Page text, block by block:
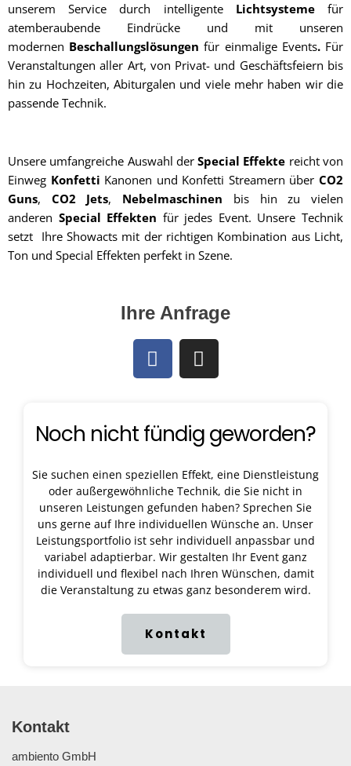
unserem Service durch intelligente Lichtsystemefür
atemberaubende Eindrücke
und mit unseren
modernen Beschallungslösungenfür einmalige Events.Für
Veranstaltungen aller Art, von Privat- und Geschäftsfeiern bis
hin zu Hochzeiten, Abiturgalen und viele mehr haben wir die
passende Technik.
Unsere umfangreiche Auswahl derSpecial Effekte reicht von
Einweg Konfetti Kanonen und Konfetti Streamern überCO2
Guns, CO2 Jets, Nebelmaschinen bis hin zu vielen
anderen Special Effekten für jedes Event. Unsere Technik
setzt Ihre Showacts mit der richtigen Kombination aus Licht,
Ton und Special Effekten perfekt in Szene.
Ihre Anfrage
Noch nicht fündig geworden?
Sie suchen einen speziellen Effekt, eine Dienstleistung
oder außergewöhnliche Technik, die Sie nicht in
unseren Leistungen gefunden haben? Sprechen Sie
uns gerne auf Ihre individuellen Wünsche an. Unser
Leistungsportfolio ist sehr individuell anpassbar und
variabel adaptierbar. Wir gestalten Ihr Event ganz
individuell und flexibel nach Ihren Wünschen, damit
die Veranstaltung zu etwas ganz besonderem wird.
Kontakt
Kontakt
ambiento GmbH